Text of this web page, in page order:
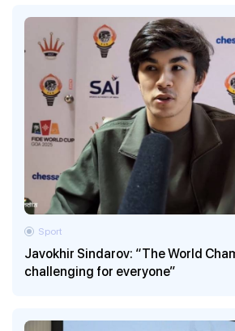
Javokhir Sindarov: “The World
challenging for everyone”
Sport